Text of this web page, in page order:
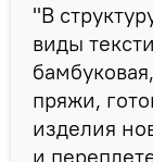
"В
виды
пряжи,
изделия
и